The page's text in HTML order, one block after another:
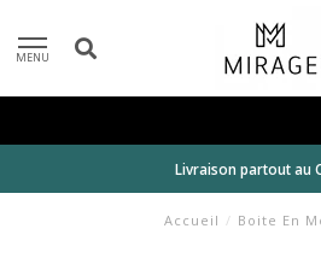
MENU
Livraison partout au
Accueil / Boite En